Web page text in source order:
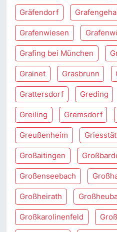
Gräfendorf
Grafenwiesen
Grafing bei München
Grainet Grasbrunn
Grattersdorf Greding
Greiling Gremsdorf
Greußenheim
Großaitingen
Großenseebach
Großheirath
Großkarolinenfeld